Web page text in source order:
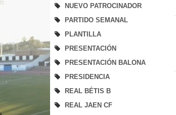
NUEVO PATROCINADOR
PARTIDO SEMANAL
PLANTILLA
PRESENTACIÓN
PRESENTACIÓN BALONA
PRESIDENCIA
REAL BÉTIS B
REAL JAEN CF